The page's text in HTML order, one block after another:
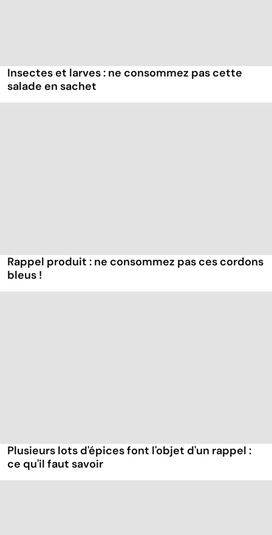
Insectes et larves : ne consommez pas cette
salade en sachet
Rappel produit : ne consommez pas ces cordons
bleus !
Plusieurs lots d'épices font l'objet d'un rappel :
ce qu'il faut savoir